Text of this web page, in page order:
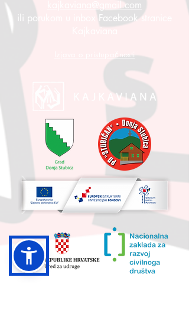
kajkaviana@gmail.com
ili porukom u inbox Facebook stranice
Kajkaviana
Izjava o pristupačnosti